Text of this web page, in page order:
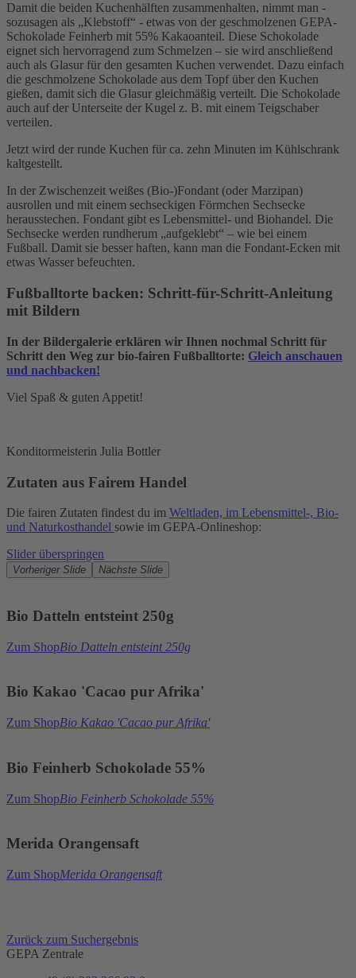
Damit die beiden Kuchenhälften zusammenhalten, nimmt man -
sozusagen als „Klebstoff“ - etwas von der geschmolzenen GEPA-
Schokolade Feinherb mit 55% Kakaoanteil. Diese Schokolade
eignet sich hervorragend zum Schmelzen – sie wird anschließend
auch als Glasur für den gesamten Kuchen verwendet. Dazu einfach
die geschmolzene Schokolade aus dem Topf über den Kuchen
gießen, damit sich die Glasur gleichmäßig verteilt. Die Schokolade
auch auf der Unterseite der Kugel z. B. mit einem Teigschaber
verteilen.
Jetzt wird der runde Kuchen für ca. zehn Minuten im Kühlschrank
kaltgestellt.
In der Zwischenzeit weißes (Bio-)Fondant (oder Marzipan)
ausrollen und mit einem sechseckigen Förmchen Sechsecke
herausstechen. Fondant gibt es Lebensmittel- und Biohandel. Die
Sechsecke werden rundherum „aufgeklebt“ – wie bei einem
Fußball. Damit sie besser haften, kann man die Fondant-Ecken mit
etwas Wasser befeuchten.
Fußballtorte backen: Schritt-für-Schritt-Anleitung
mit Bildern
In der Bildergalerie erklären wir Ihnen nochmal Schritt für
Schritt den Weg zur bio-fairen Fußballtorte: Gleich anschauen
und nachbacken!
Viel Spaß & guten Appetit!
Konditormeisterin Julia Bottler
Zutaten aus Fairem Handel
Die fairen Zutaten findest du im Weltladen, im Lebensmittel-, Bio-
und Naturkosthandel sowie im GEPA-Onlineshop:
Slider überspringen
Vorheriger Slide Nächste Slide
Bio Datteln entsteint 250g
Zum ShopBio Datteln entsteint 250g
Bio Kakao 'Cacao pur Afrika'
Zum ShopBio Kakao 'Cacao pur Afrika'
Bio Feinherb Schokolade 55%
Zum ShopBio Feinherb Schokolade 55%
Merida Orangensaft
Zum ShopMerida Orangensaft
Zurück zum Suchergebnis
GEPA Zentrale